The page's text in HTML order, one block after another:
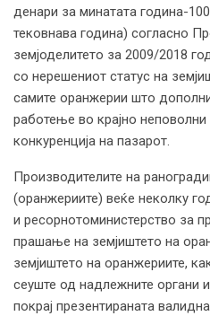
денари за минатата година-
тековнава година) согласно
земјоделитето за 2009/2018
со нерешениот статус на
самите оранжерии што
работење во крајно неповолни
конкуренција на пазарот.
Производителите на
(оранжериите) веќе неколку
и ресорнотоминистерство за
прашање на земјиштето на
земјиштето на оранжериите,
сеуште од надлежните органи
покрај презентираната